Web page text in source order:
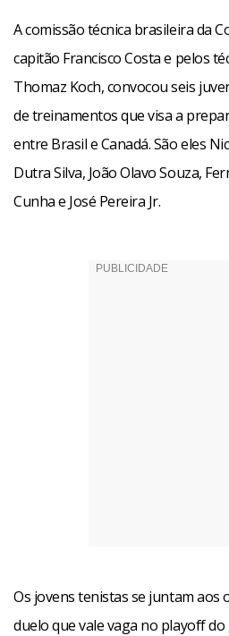
A comissão técnica brasileira da
capitão Francisco Costa e pelos
Thomaz Koch, convocou seis
de treinamentos que visa a
entre Brasil e Canadá. São eles
Dutra Silva, João Olavo Souza,
Cunha e José Pereira Jr.
Os jovens tenistas se juntam aos
duelo que vale vaga no playoff